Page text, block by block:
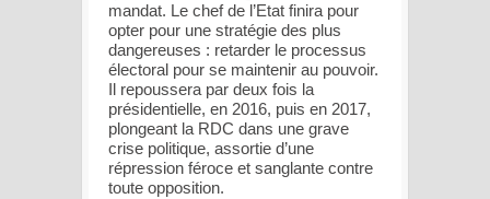
mandat. Le chef de l’Etat finira pour
opter pour une stratégie des plus
dangereuses : retarder le processus
électoral pour se maintenir au pouvoir.
Il repoussera par deux fois la
présidentielle, en 2016, puis en 2017,
plongeant la RDC dans une grave
crise politique, assortie d’une
répression féroce et sanglante contre
toute opposition.